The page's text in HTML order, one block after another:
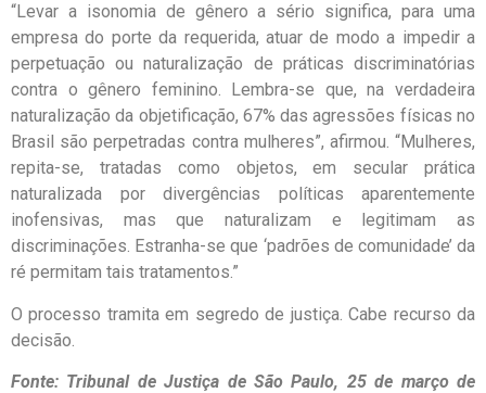
“Levar a isonomia de gênero a sério significa, para uma
empresa do porte da requerida, atuar de modo a impedir a
perpetuação ou naturalização de práticas discriminatórias
contra o gênero feminino. Lembra-se que, na verdadeira
naturalização da objetificação, 67% das agressões físicas no
Brasil são perpetradas contra mulheres”, afirmou. “Mulheres,
repita-se, tratadas como objetos, em secular prática
naturalizada por divergências políticas aparentemente
inofensivas, mas que naturalizam e legitimam as
discriminações. Estranha-se que ‘padrões de comunidade’ da
ré permitam tais tratamentos.”
O processo tramita em segredo de justiça. Cabe recurso da
decisão.
Fonte: Tribunal de Justiça de São Paulo, 25 de março de